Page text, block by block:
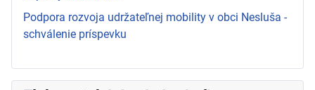
Podpora rozvoja udržateľnej mobility v obci Nesluša -
schválenie príspevku